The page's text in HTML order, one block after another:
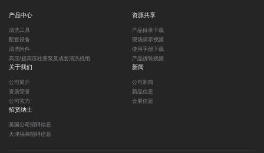
产品中心
清洗工具
配套设备
清洗附件
高压/超高压柱塞泵及成套清洗机组
资源共享
产品目录下载
现场演示视频
使用手册下载
产品拆装视频
关于我们
公司简介
资质荣誉
公司实力
新闻
公司新闻
新品信息
会展信息
招贤纳士
英国公司招聘信息
天津福禄招聘信息